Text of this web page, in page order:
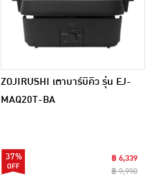
ZOJIRUSHI เตาบาร์บิคิว รุ่น EJ-
MAQ20T-BA
37%
฿ 6,339
฿ 9,990